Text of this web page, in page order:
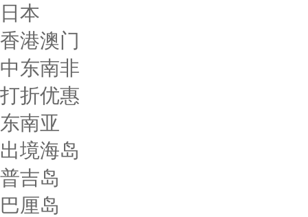
日本
香港澳门
中东南非
打折优惠
东南亚
出境海岛
普吉岛
巴厘岛